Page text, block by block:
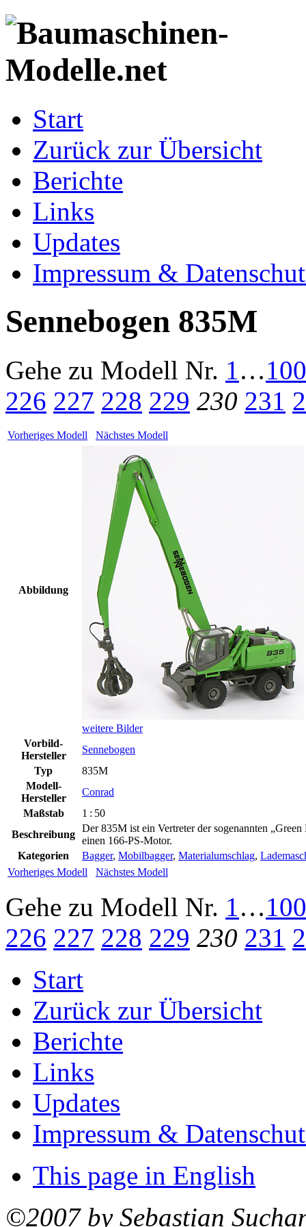
Start
Zurück zur Übersicht
Berichte
Links
Updates
Impressum &
Sennebogen 835M
Gehe zu Modell Nr. 1…100
226 227 228 229 230 231
Vorheriges Modell Nächstes Modell
Abbildung
weitere Bilder
Vorbild-
Hersteller
Sennebogen
Typ
835M
Modell-
Hersteller
Conrad
Maßstab
1 : 50
Beschreibung
Der 835M ist ein Vertreter der sogenannten
einen 166-PS-Motor.
Kategorien
Bagger, Mobilbagger, Materialumschlag,
Vorheriges Modell
Nächstes Modell
Gehe zu Modell Nr. 1…100
226 227 228 229 230 231
Start
Zurück zur Übersicht
Berichte
Links
Updates
Impressum &
This page in English
©2007 by Sebastian